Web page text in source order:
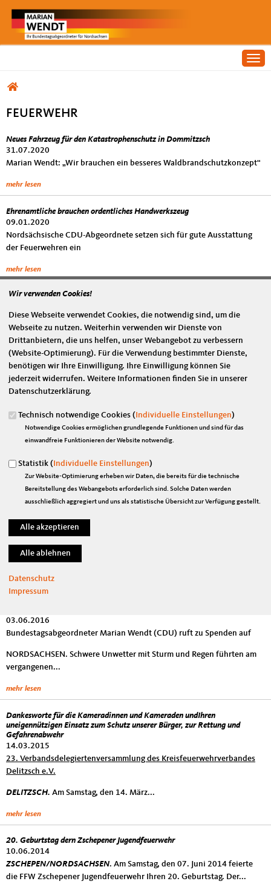
Sie sind hier
FEUERWEHR
Feuerwehr
Neues Fahrzeug für den Katastrophenschutz in Dommitzsch
31.07.2020
Marian Wendt: „Wir brauchen ein besseres Waldbrandschutzkonzept“
mehr lesen
Ehrenamtliche brauchen ordentliches Handwerkszeug
09.01.2020
Nordsächsische CDU-Abgeordnete setzen sich für gute Ausstattung
der Feuerwehren ein
mehr lesen
Rede im Deutschen Bundestag: Förderung des ländlichen Raums -
28.06.2019
„Kommunen mit großen Waldgebieten nicht allein lassen“
30.10.2018
Marian Wendt informiert sich nach Brand in Annaburger Heide
mehr lesen
Doppelt freudiger Tag für Blaulicht-Kräfte
17.06.2017
Gleich in zwei nordsächsischen Orten gab es am 17.06.2017 freudige
Feuerwehren Taucha...
mehr lesen
29.06.2016
Bundestagsabgeordneter Marian Wendt (CDU): „Der rasante Anstieg
der Gewalttaten gegen die Polizei ist schockierend. Unsere
Sicherheitskräfte...
mehr lesen
03.06.2016
Bundestagsabgeordneter Marian Wendt (CDU) ruft zu Spenden auf
NORDSACHSEN. Schwere Unwetter mit Sturm und Regen führten am
vergangenen...
mehr lesen
Dankesworte für die Kameradinnen und Kameraden undIhren
uneigennützigen Einsatz zum Schutz unserer Bürger, zur Rettung und
Gefahrenabwehr
14.03.2015
23. Verbandsdelegiertenversammlung des Kreisfeuerwehrverbandes
Delitzsch e.V.
DELITZSCH. Am Samstag, den 14. März...
mehr lesen
20. Geburtstag dern Zschepener Jugendfeuerwehr
10.06.2014
ZSCHEPEN/NORDSACHSEN. Am Samstag, den 07. Juni 2014 feierte
die FFW Zschepener Jugendfeuerwehr Ihren 20. Geburtstag. Der...
Wir verwenden Cookies!
Diese Webseite verwendet Cookies, die notwendig sind, um die
Webseite zu nutzen. Weiterhin verwenden wir Dienste von
Drittanbietern, die uns helfen, unser Webangebot zu verbessern
(Website-Optimierung). Für die Verwendung bestimmter Dienste,
benötigen wir Ihre Einwilligung. Ihre Einwilligung können Sie
jederzeit widerrufen. Weitere Informationen finden Sie in unserer
Datenschutzerklärung.
Technisch notwendige Cookies (Individuelle Einstellungen)
Notwendige Cookies ermöglichen grundlegende Funktionen und sind für das
einwandfreie Funktionieren der Website notwendig.
Statistik ( Individuelle Einstellungen)
Zur Website-Optimierung erheben wir Daten, die bereits für die technische
Bereitstellung des Webangebots erforderlich sind. Solche Daten werden
ausschließlich aggregiert und uns als statistische Übersicht zur Verfügung gestellt.
Datenschutz
Impressum